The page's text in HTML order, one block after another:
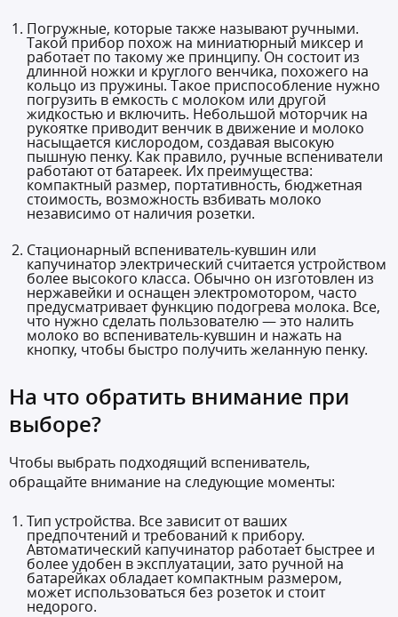
Погружные, которые также называют ручными.
Такой прибор похож на миниатюрный миксер и
работает по такому же принципу. Он состоит из
длинной ножки и круглого венчика, похожего на
кольцо из пружины. Такое приспособление нужно
погрузить в емкость с молоком или другой
жидкостью и включить. Небольшой моторчик на
рукоятке приводит венчик в движение и молоко
насыщается кислородом, создавая высокую
пышную пенку. Как правило, ручные вспениватели
работают от батареек. Их преимущества:
компактный размер, портативность, бюджетная
стоимость, возможность взбивать молоко
независимо от наличия розетки.
Стационарный вспениватель-кувшин или
капучинатор электрический считается устройством
более высокого класса. Обычно он изготовлен из
нержавейки и оснащен электромотором, часто
предусматривает функцию подогрева молока. Все,
что нужно сделать пользователю — это налить
молоко во вспениватель-кувшин и нажать на
кнопку, чтобы быстро получить желанную пенку.
На что обратить внимание при
выборе?
Чтобы выбрать подходящий вспениватель,
обращайте внимание на следующие моменты:
Тип устройства. Все зависит от ваших
предпочтений и требований к прибору.
Автоматический капучинатор работает быстрее и
более удобен в эксплуатации, зато ручной на
батарейках обладает компактным размером,
может использоваться без розеток и стоит
недорого.